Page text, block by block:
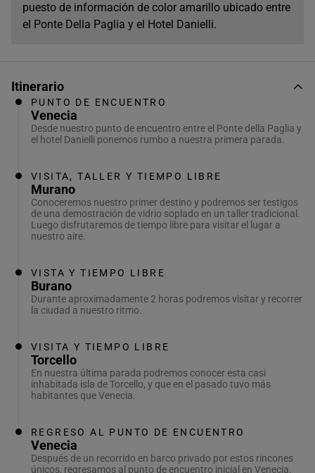
puesto de información de color amarillo ubicado entre
el Ponte Della Paglia y el Hotel Danielli.
Itinerario
PUNTO DE ENCUENTRO
Venecia
Desde nuestro punto de encuentro entre el Ponte della Paglia y
el hotel Danielli ponemos rumbo a nuestra primera parada.
VISITA, TALLER Y TIEMPO LIBRE
Murano
Conoceremos nuestro primer destino y podremos ser testigos
de una demostración de vidrio soplado en un taller tradicional.
Luego disfrutaremos de tiempo libre para visitar el lugar a
nuestro aire.
VISTA Y TIEMPO LIBRE
Burano
Durante aproximadamente 2 horas podremos visitar y recorrer
la ciudad a nuestro ritmo.
VISITA Y TIEMPO LIBRE
Torcello
En nuestra última parada podremos conocer esta casi
inhabitada isla de Torcello, y que en el pasado tuvo más
habitantes que Venecia.
REGRESO AL PUNTO DE ENCUENTRO
Venecia
Después de un recorrido en barco privado por estos rincones
únicos, regresamos al punto de encuentro inicial en Venecia.